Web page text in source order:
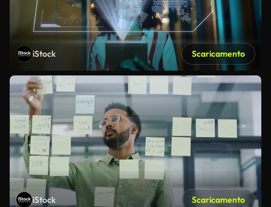
iStock Scaricamento
iStock Scaricamento